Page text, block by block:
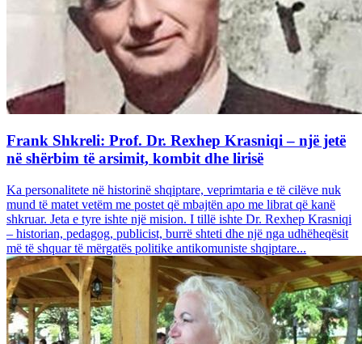
Frank Shkreli: Prof. Dr. Rexhep Krasniqi – një jetë
në shërbim të arsimit, kombit dhe lirisë
Ka personalitete në historinë shqiptare, veprimtaria e të cilëve nuk
mund të matet vetëm me postet që mbajtën apo me librat që kanë
shkruar. Jeta e tyre ishte një mision. I tillë ishte Dr. Rexhep Krasniqi
– historian, pedagog, publicist, burrë shteti dhe një nga udhëheqësit
më të shquar të mërgatës politike antikomuniste shqiptare...